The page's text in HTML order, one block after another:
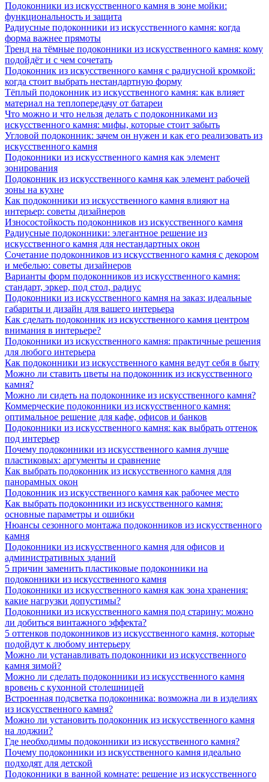
Подоконники из искусственного камня в зоне мойки:
функциональность и защита
Радиусные подоконники из искусственного камня: когда
форма важнее прямоты
Тренд на тёмные подоконники из искусственного камня: кому
подойдёт и с чем сочетать
Подоконник из искусственного камня с радиусной кромкой:
когда стоит выбрать нестандартную форму
Тёплый подоконник из искусственного камня: как влияет
материал на теплопередачу от батареи
Что можно и что нельзя делать с подоконниками из
искусственного камня: мифы, которые стоит забыть
Угловой подоконник: зачем он нужен и как его реализовать из
искусственного камня
Подоконники из искусственного камня как элемент
зонирования
Подоконник из искусственного камня как элемент рабочей
зоны на кухне
Как подоконники из искусственного камня влияют на
интерьер: советы дизайнеров
Износостойкость подоконников из искусственного камня
Радиусные подоконники: элегантное решение из
искусственного камня для нестандартных окон
Сочетание подоконников из искусственного камня с декором
и мебелью: советы дизайнеров
Варианты форм подоконников из искусственного камня:
стандарт, эркер, под стол, радиус
Подоконники из искусственного камня на заказ: идеальные
габариты и дизайн для вашего интерьера
Как сделать подоконник из искусственного камня центром
внимания в интерьере?
Подоконники из искусственного камня: практичные решения
для любого интерьера
Как подоконники из искусственного камня ведут себя в быту
Можно ли ставить цветы на подоконник из искусственного
камня?
Можно ли сидеть на подоконнике из искусственного камня?
Коммерческие подоконники из искусственного камня:
оптимальное решение для кафе, офисов и банков
Подоконники из искусственного камня: как выбрать оттенок
под интерьер
Почему подоконники из искусственного камня лучше
пластиковых: аргументы и сравнение
Как выбрать подоконник из искусственного камня для
панорамных окон
Подоконник из искусственного камня как рабочее место
Как выбрать подоконники из искусственного камня:
основные параметры и ошибки
Нюансы сезонного монтажа подоконников из искусственного
камня
Подоконники из искусственного камня для офисов и
административных зданий
5 причин заменить пластиковые подоконники на
подоконники из искусственного камня
Подоконники из искусственного камня как зона хранения:
какие нагрузки допустимы?
Подоконники из искусственного камня под старину: можно
ли добиться винтажного эффекта?
5 оттенков подоконников из искусственного камня, которые
подойдут к любому интерьеру
Можно ли устанавливать подоконники из искусственного
камня зимой?
Можно ли сделать подоконники из искусственного камня
вровень с кухонной столешницей
Встроенная подсветка подоконника: возможна ли в изделиях
из искусственного камня?
Можно ли установить подоконник из искусственного камня
на лоджии?
Где необходимы подоконники из искусственного камня?
Почему подоконники из искусственного камня идеально
подходят для детской
Подоконники в ванной комнате: решение из искусственного